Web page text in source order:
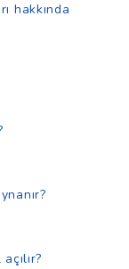
hakkında